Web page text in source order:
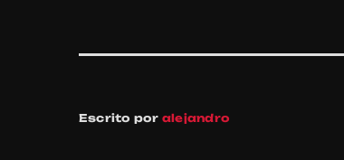
Escrito por alejandro